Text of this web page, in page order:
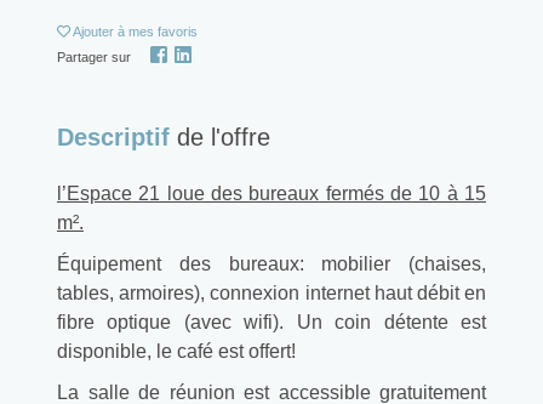
Ajouter à mes favoris
Partager sur
Descriptif de l'offre
l’Espace 21 loue des bureaux fermés de 10 à 15
m².
Équipement des bureaux: mobilier (chaises,
tables, armoires), connexion internet haut débit en
fibre optique (avec wifi). Un coin détente est
disponible, le café est offert!
La salle de réunion est accessible gratuitement